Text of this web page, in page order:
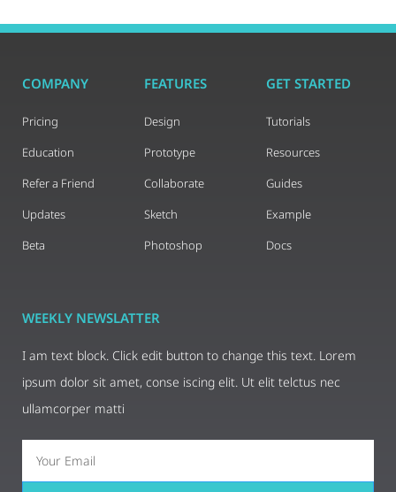
COMPANY
Pricing
Education
Refer a Friend
Updates
Beta
FEATURES
Design
Prototype
Collaborate
Sketch
Photoshop
GET STARTED
Tutorials
Resources
Guides
Example
Docs
WEEKLY NEWSLATTER
I am text block. Click edit button to change this text. Lorem
ipsum dolor sit amet, conse iscing elit. Ut elit telctus nec
ullamcorper matti